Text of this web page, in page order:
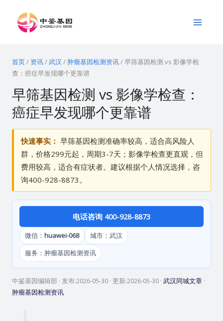
Menu
首页/ 资讯/武汉 / 肿瘤基因检测资讯/早筛基因检测 vs 影像学检
查：癌症早发现哪个更靠谱
早筛基因检测 vs 影像学检查：
癌症早发现哪个更靠谱
快速事实： 早筛基因检测准确率较高，适合高风险人
群，价格299元起，周期3-7天；影像学检查更直观，但
费用较高，适合有症状者。建议根据个人情况选择，咨
询400-928-8873。
电话咨询 400-928-8873
微信： huawei-068
城市：武汉
服务：肿瘤基因检测资讯
中鉴基因编辑部 · 发布:2026-05-30· 更新:2026-05-30· 武汉同城文章·
肿瘤基因检测资讯